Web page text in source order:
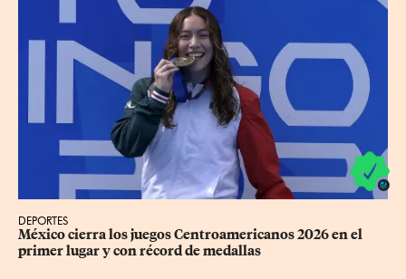
DEPORTES
México cierra los juegos Centroamericanos 2026 en el
primer lugar y con récord de medallas